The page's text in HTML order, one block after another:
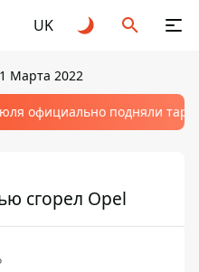
UK
Марта 2022
официально подняли
сгорел Opel